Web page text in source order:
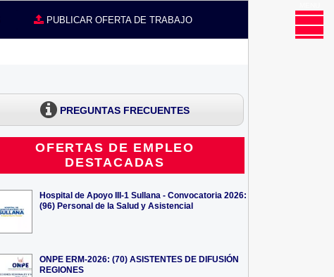
PUBLICAR OFERTA DE TRABAJO
PREGUNTAS FRECUENTES
OFERTAS DE EMPLEO
DESTACADAS
Hospital de Apoyo III-1 Sullana - Convocatoria 2026:
(96) Personal de la Salud y Asistencial
ONPE ERM-2026: (70) ASISTENTES DE DIFUSIÓN
REGIONES